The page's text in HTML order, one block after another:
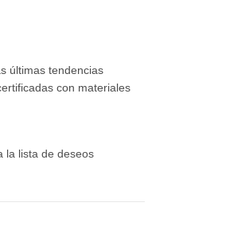
últimas tendencias
con materiales
la lista de deseos